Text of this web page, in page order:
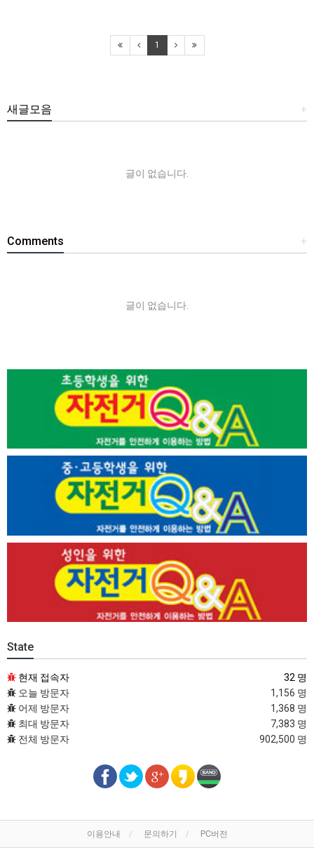
1
+
새글모음
글이 없습니다.
+
Comments
글이 없습니다.
State
현재 접속자
32 명
오늘 방문자
1,156 명
어제 방문자
1,368 명
최대 방문자
7,383 명
전체 방문자
902,500 명
이용안내 문의하기 PC버전